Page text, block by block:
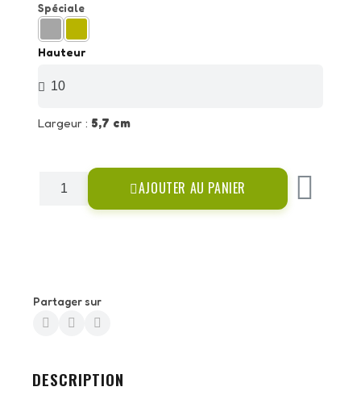
Spéciale
Hauteur
Largeur : 5,7 cm
AJOUTER AU PANIER
Partager sur
DESCRIPTION